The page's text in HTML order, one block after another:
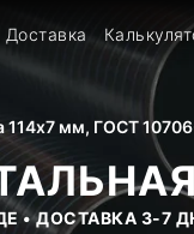
Доставка
114x7 мм, ГОСТ
• ДОСТАВКА 3-7